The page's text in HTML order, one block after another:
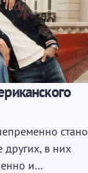
в них
и…